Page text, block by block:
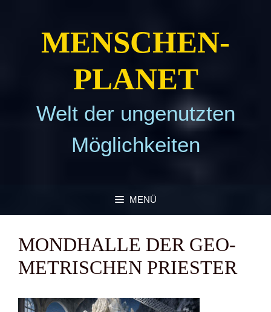
MEN­SCHEN­
PLA­NET
Welt der ungenutzten
Möglichkeiten
MENÜ
MOND­HAL­LE DER GEO­
ME­TRI­SCHEN PRIES­TER